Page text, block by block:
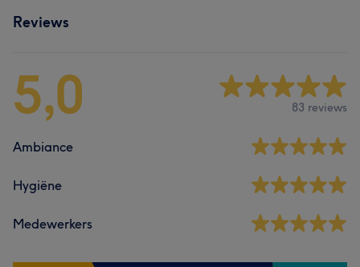
Reviews
5,0 83 reviews
Ambiance
Hygiëne
Medewerkers